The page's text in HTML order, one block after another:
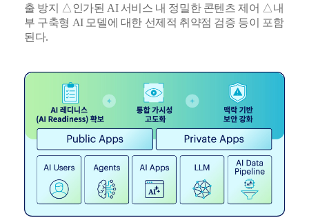
출 방지 △인가된 AI 서비스 내 정밀한 콘텐츠 제어 △내
부 구축형 AI 모델에 대한 선제적 취약점 검증 등이 포함
된다.